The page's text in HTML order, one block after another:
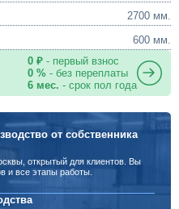
2700 мм.
600 мм.
0 ₽- первый взнос
0 %- без переплаты
6 мес. - срок пол года
от собственника
открытый для клиентов. Вы
и все этапы работы.